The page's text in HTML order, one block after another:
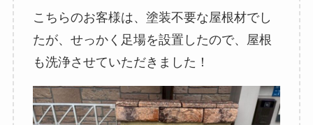
こちらのお客様は、塗装不要な屋根材でし
たが、せっかく足場を設置したので、屋根
も洗浄させていただきました！